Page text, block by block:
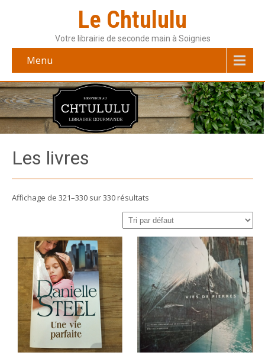
Le Chtululu
Votre librairie de seconde main à Soignies
Menu
Les livres
Affichage de 321–330 sur 330 résultats